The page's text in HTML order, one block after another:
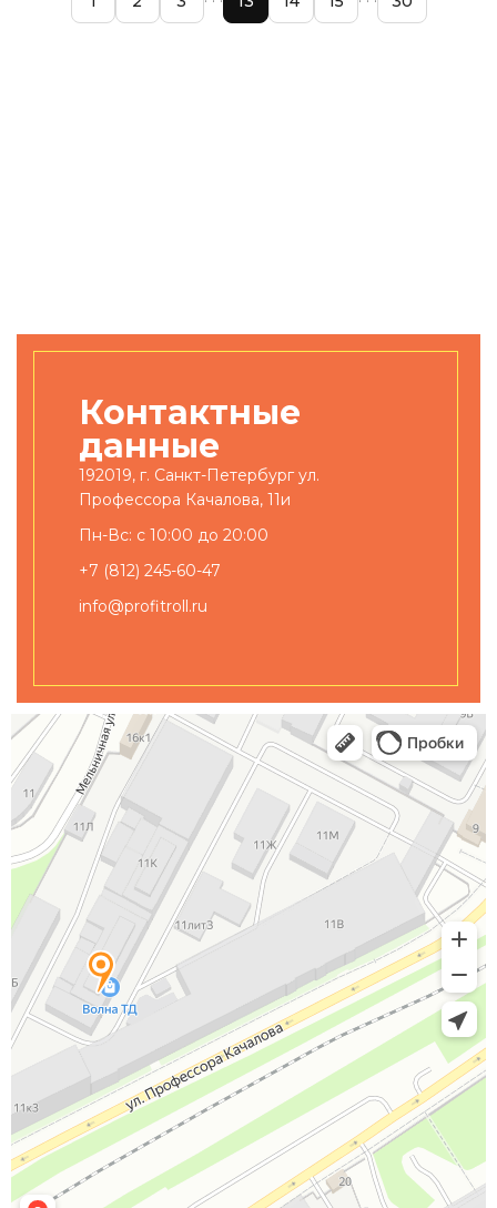
Контактные
данные
192019, г. Санкт-Петербург ул.
Профессора Качалова, 11и
Пн-Вс: с 10:00 до 20:00
+7 (812) 245-60-47
info@profitroll.ru